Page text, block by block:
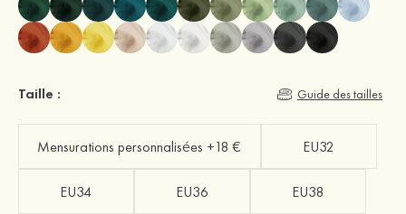
Taille : Guide des tailles
Mensurations personnalisées +18 € EU32
EU34 EU36 EU38